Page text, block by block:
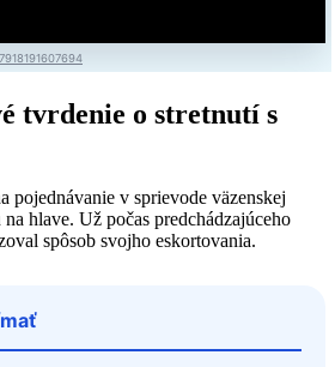
tvrdenie o stretnutí s
v sprievode väzenskej
hlave. Už počas predchádzajúceho
spôsob svojho eskortovania.